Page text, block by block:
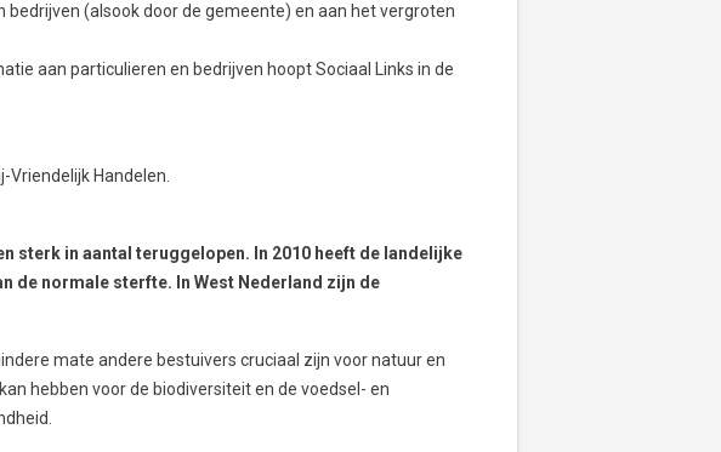
(alsook door de gemeente) en aan het vergroten
aan particulieren en bedrijven hoopt Sociaal Links in de
Vriendelijk Handelen.
sterk in aantal teruggelopen. In 2010 heeft de landelijke
de normale sterfte. In West Nederland zijn de
mate andere bestuivers cruciaal zijn voor natuur en
hebben voor de biodiversiteit en de voedsel- en